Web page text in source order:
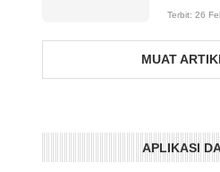
Terbit: 26
MUAT
APLIKASI